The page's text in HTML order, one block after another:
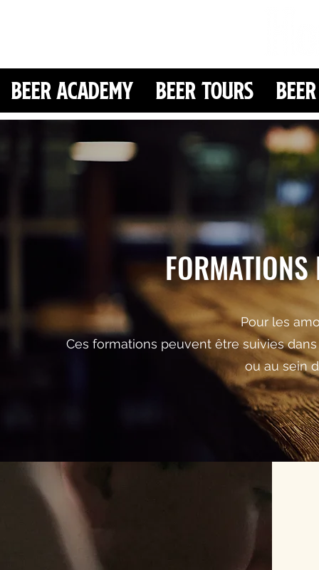
Beer Academy Beer Tours
FORMATIONS
Pour les
Ces formations peuvent être suivies
ou au sein